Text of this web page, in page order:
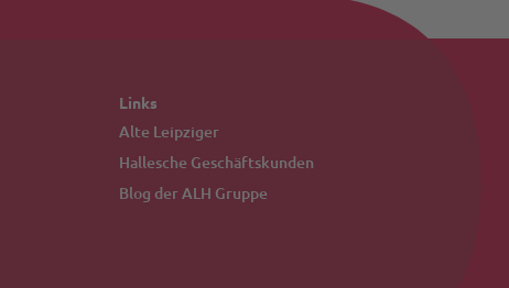
Links
Alte Leipziger
Hallesche Geschäftskunden
Blog der ALH Gruppe